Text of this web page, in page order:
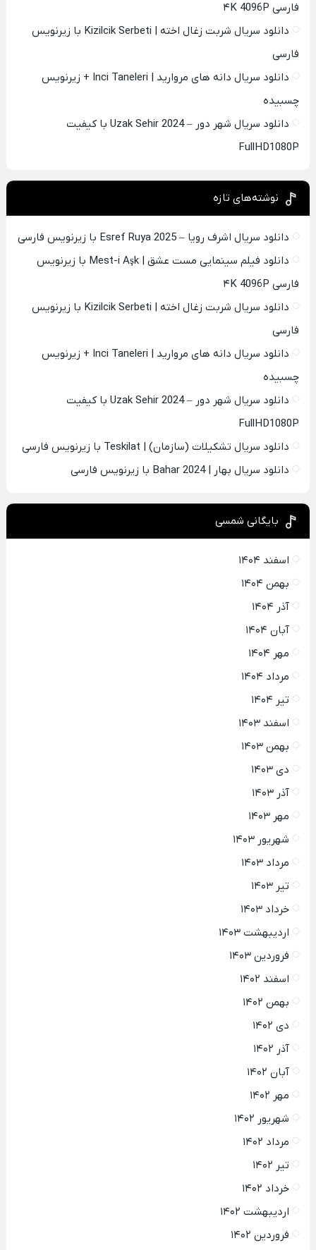
فارسی ۴K 4096P
دانلود سریال شربت زغال اخته | Kizilcik Serbeti با زیرنویس
فارسی
دانلود سریال دانه های مروارید | Inci Taneleri + زیرنویس
چسبیده
دانلود سریال شهر دور – Uzak Sehir 2024 با کیفیت
FullHD1080P
نوشته‌های تازه
دانلود سریال اشرف رویا – Esref Ruya 2025 با زیرنویس فارسی
دانلود فیلم سینمایی مست عشق | Mest-i Aşk با زیرنویس
فارسی ۴K 4096P
دانلود سریال شربت زغال اخته | Kizilcik Serbeti با زیرنویس
فارسی
دانلود سریال دانه های مروارید | Inci Taneleri + زیرنویس
چسبیده
دانلود سریال شهر دور – Uzak Sehir 2024 با کیفیت
FullHD1080P
دانلود سریال تشکیلات (سازمان) | Teskilat با زیرنویس فارسی
دانلود سریال بهار | Bahar 2024 با زیرنویس فارسی
بایگانی شمسی
اسفند ۱۴۰۴
بهمن ۱۴۰۴
آذر ۱۴۰۴
آبان ۱۴۰۴
مهر ۱۴۰۴
مرداد ۱۴۰۴
تیر ۱۴۰۴
اسفند ۱۴۰۳
بهمن ۱۴۰۳
دی ۱۴۰۳
آذر ۱۴۰۳
مهر ۱۴۰۳
شهریور ۱۴۰۳
مرداد ۱۴۰۳
تیر ۱۴۰۳
خرداد ۱۴۰۳
اردیبهشت ۱۴۰۳
فروردین ۱۴۰۳
اسفند ۱۴۰۲
بهمن ۱۴۰۲
دی ۱۴۰۲
آذر ۱۴۰۲
آبان ۱۴۰۲
مهر ۱۴۰۲
شهریور ۱۴۰۲
مرداد ۱۴۰۲
تیر ۱۴۰۲
خرداد ۱۴۰۲
اردیبهشت ۱۴۰۲
فروردین ۱۴۰۲